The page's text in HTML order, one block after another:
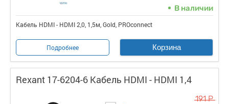
В наличии
Кабель HDMI - HDMI 2,0, 1,5м, Gold, PROconnect
Подробнее Корзина
Rexant 17-6204-6 Кабель HDMI - HDMI 1,4
191 Р